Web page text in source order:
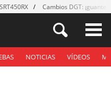
Cambios DGT: ¡guantes!
NOTICIAS VÍDEOS